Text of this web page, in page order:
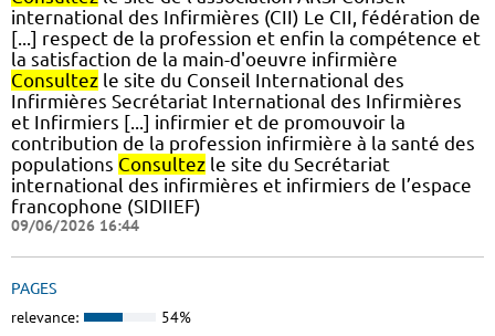
international des Infirmières (CII) Le CII, fédération de
[...] respect de la profession et enfin la compétence et
la satisfaction de la main-d'oeuvre infirmière
Consultez le site du Conseil International des
Infirmières Secrétariat International des Infirmières
et Infirmiers [...] infirmier et de promouvoir la
contribution de la profession infirmière à la santé des
populations Consultez le site du Secrétariat
international des infirmières et infirmiers de l’espace
francophone (SIDIIEF)
09/06/2026 16:44
PAGES
relevance: 54%